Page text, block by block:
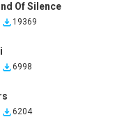
Of Silence
19369
6998
6204